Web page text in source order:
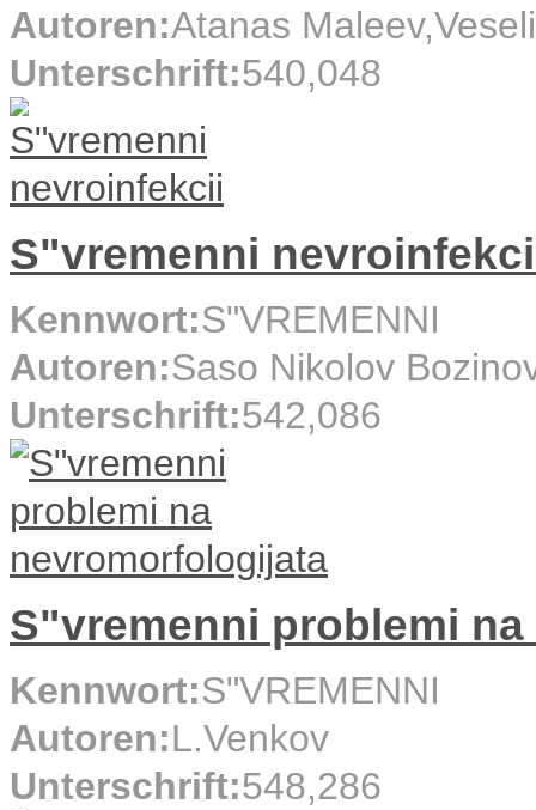
Autoren:Atanas
Unterschrift:540,048
S"vremenni
Kennwort:S"VREMENNI
Autoren:Saso Nikolov
Unterschrift:542,086
S"vremenni problemi
Kennwort:S"VREMENNI
Autoren:L.Venkov
Unterschrift:548,286